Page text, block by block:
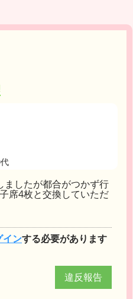
ましたが都合がつかず行
席4枚と交換していただ
インする必要があります
違反報告